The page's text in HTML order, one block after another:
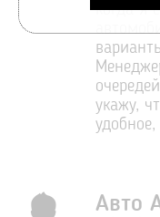
когда я
укажу,
Авто